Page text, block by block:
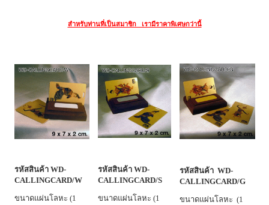
สำหรับท่านที่เป็นสมาชิก เรามีราคาพิเศษกว่านี้
รหัสสินค้า WD-
CALLINGCARD/W
ขนาดแผ่นโลหะ (1
รหัสสินค้า WD-
CALLINGCARD/S
ขนาดแผ่นโลหะ (1
รหัสสินค้า WD-
CALLINGCARD/G
ขนาดแผ่นโลหะ (1